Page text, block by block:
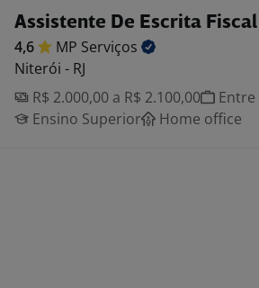
Assistente De Escrita Fiscal
4,6 MP Serviços
Niterói - RJ
R$ 2.000,00 a R$ 2.100,00
Entre
Ensino Superior
Home office